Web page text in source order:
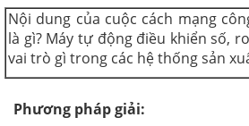
Nội dung của cuộc cách mạng
là gì? Máy tự động điều khiển số,
vai trò gì trong các hệ thống sản
Phương pháp giải: